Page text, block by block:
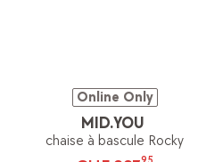
Online Only
MID.YOU
chaise à bascule Rocky